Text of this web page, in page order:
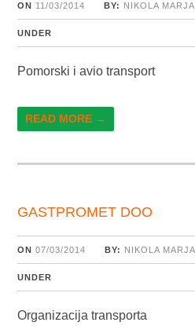
ON 11/03/2014 BY: NIKOLA
UNDER
Pomorski i avio transport
READ MORE →
GASTPROMET DOO
ON 07/03/2014 BY: NIKOLA
UNDER
Organizacija transporta